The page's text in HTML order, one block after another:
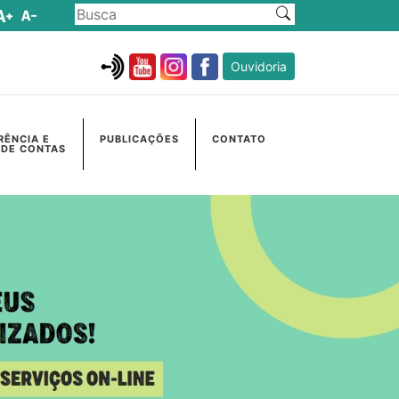
Ouvidoria
E
CONTAS
PUBLICAÇÕES CONTATO